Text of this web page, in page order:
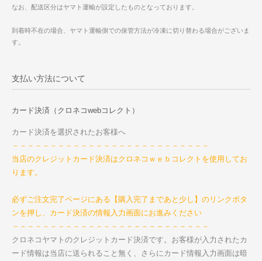
なお、配送区分はヤマト運輸が設定したものとなっております。
到着時不在の場合、ヤマト運輸側での保管方法が冷凍に切り替わる場合がございま
す。
支払い方法について
カード決済（クロネコwebコレクト）
カード決済を選択されたお客様へ
－－－－－－－－－－－－－－－－－－－－－－－－－－
当店のクレジットカード決済はクロネコｗｅｂコレクトを使用してお
ります。
必ずご注文完了ページにある【購入完了まであと少し】のリンクボタ
ンを押し、カード決済の情報入力画面にお進みください
－－－－－－－－－－－－－－－－－－－－－－－－－－
クロネコヤマトのクレジットカード決済です。お客様が入力されたカ
ード情報は当店に送られること無く、さらにカード情報入力画面は暗